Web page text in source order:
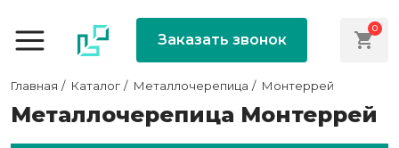
Заказать звонок
0
Главная Каталог Металлочерепица Монтеррей
Металлочерепица Монтеррей